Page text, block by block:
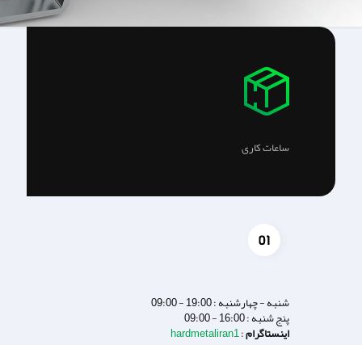
ساعات کاری
شنبه - چهارشنبه : 19:00 - 09:00
پنج شنبه : 16:00 - 09:00
اینستاگرام:
hardmetaliran1